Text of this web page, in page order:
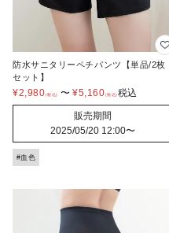
防水サニタリーペチパンツ【単品/2枚
セット】
¥2,980 〜 ¥5,160 税込
販売期間
2025/05/20 12:00〜
#血色